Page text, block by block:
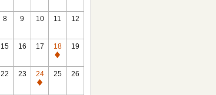
8 9 10 11 12
15 16 17
18
休
館
19
22 23
24
休
25 26